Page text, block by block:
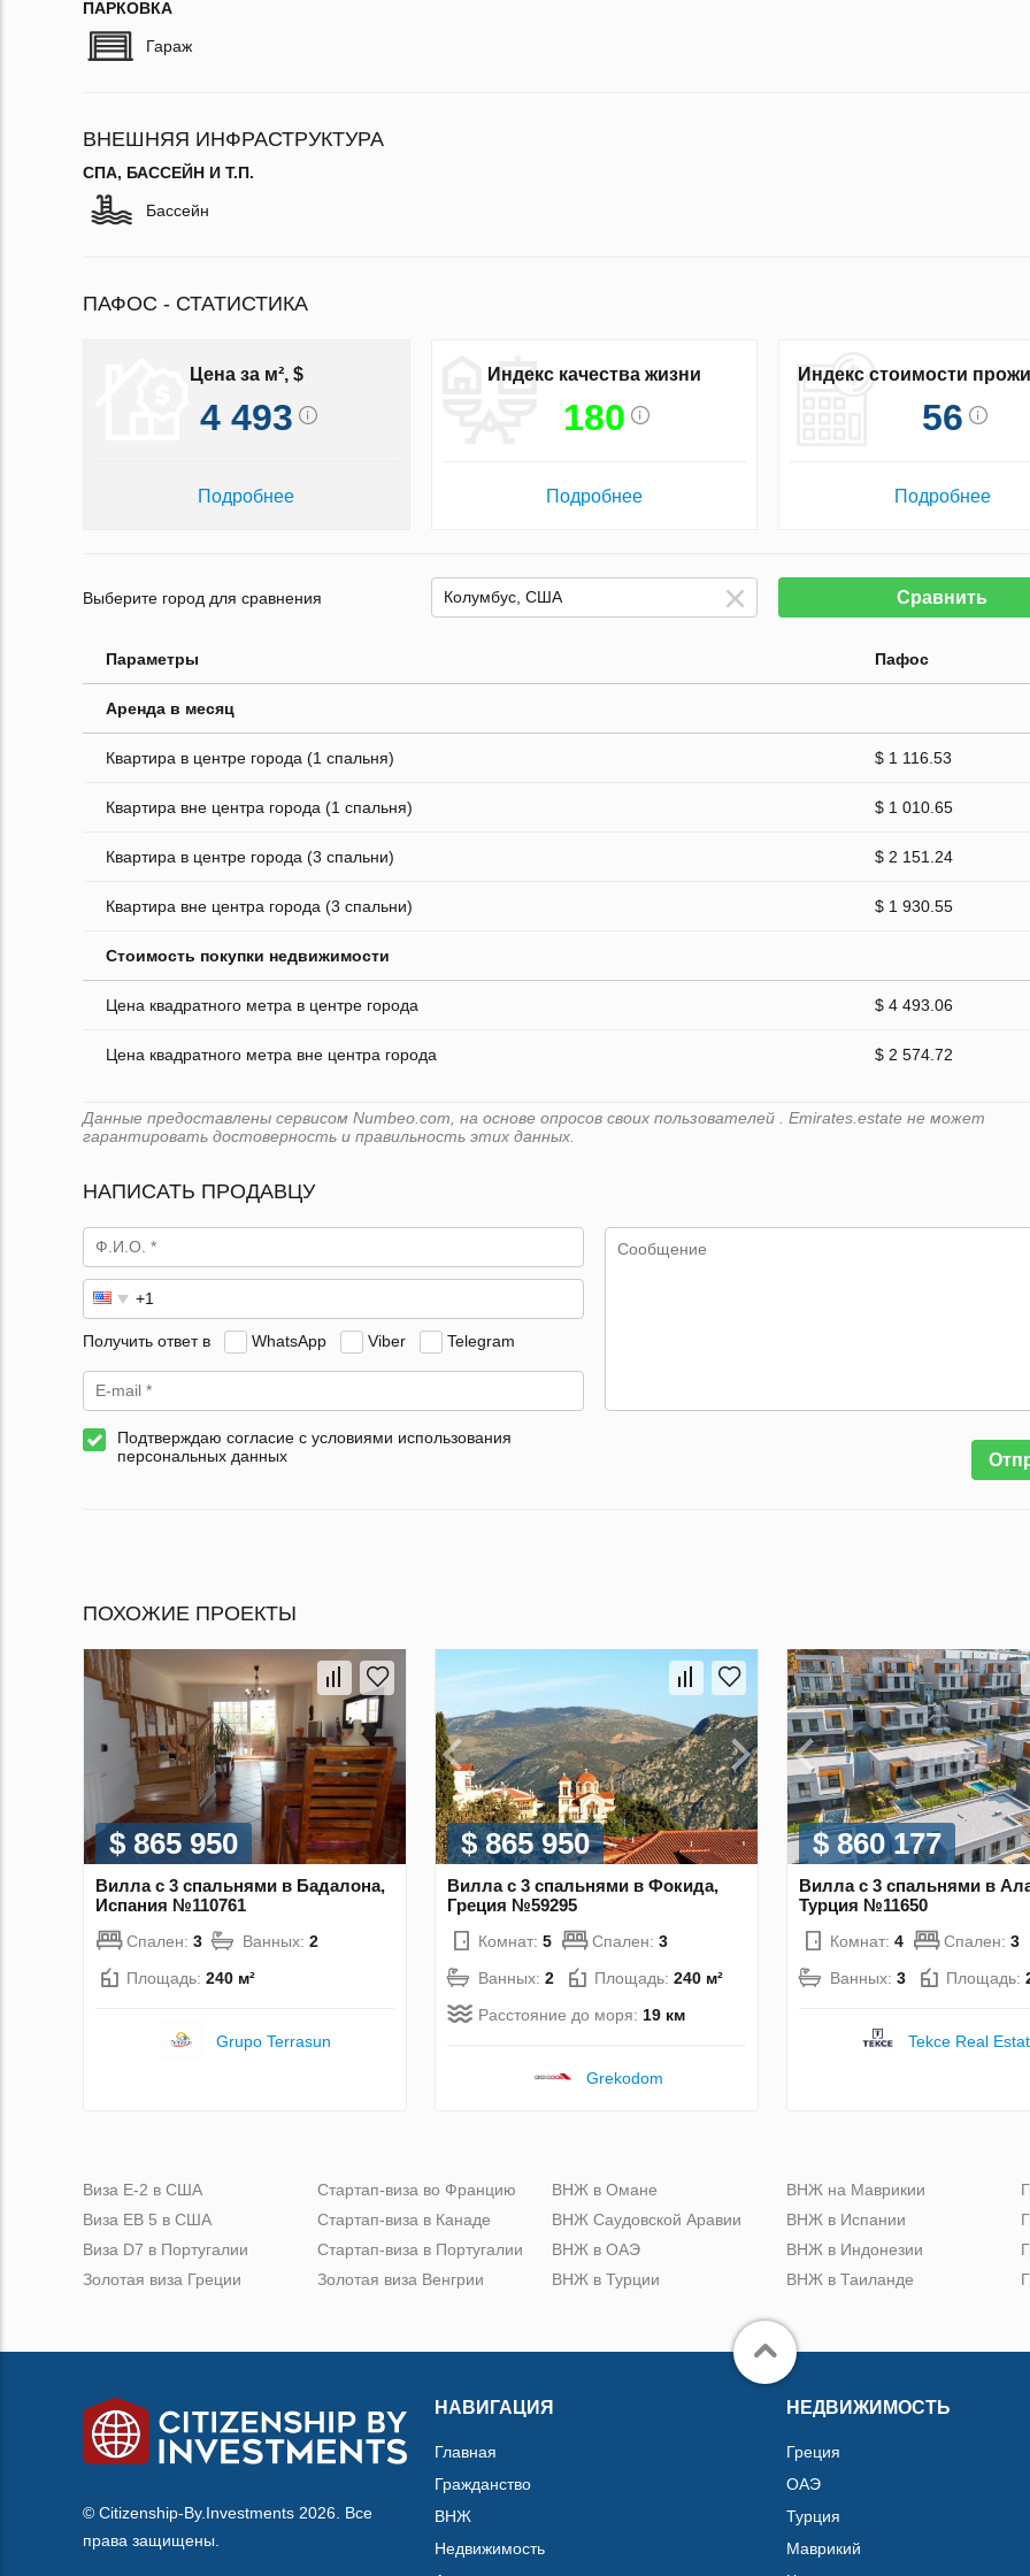
ПАРКОВКА
Гараж
ВНЕШНЯЯ ИНФРАСТРУКТУРА
СПА, БАССЕЙН И Т.П.
Бассейн
ПАФОС - СТАТИСТИКА
Цена за м², $
4 493
Подробнее
Индекс качества жизни
180
Подробнее
Индекс стоимости
56
Подробнее
Выберите город для сравнения Сравнить
Параметры Пафос
Аренда в месяц
Квартира в центре города (1 спальня) $ 1 116.53
Квартира вне центра города (1 спальня) $ 1 010.65
Квартира в центре города (3 спальни) $ 2 151.24
Квартира вне центра города (3 спальни) $ 1 930.55
Стоимость покупки недвижимости
Цена квадратного метра в центре города $ 4 493.06
Цена квадратного метра вне центра города $ 2 574.72
Данные предоставлены сервисом Numbeo.com, на основе опросов своих пользователей . Emirates.estate не может
гарантировать достоверность и правильность этих данных.
НАПИСАТЬ ПРОДАВЦУ
Получить ответ в WhatsApp Viber Telegram
Подтверждаю согласие с условиями использования
персональных данных
ПОХОЖИЕ ПРОЕКТЫ
$ 865 950
Вилла с 3 спальнями в Бадалона,
Испания №110761
Спален: 3 Ванных: 2
Площадь: 240 м²
Grupo Terrasun
$ 865 950
Вилла с 3 спальнями в Фокида,
Греция №59295
Комнат: 5 Спален: 3
Ванных: 2 Площадь: 240 м²
Расстояние до моря: 19 км
Grekodom
$ 860 177
Вилла с 3 спальнями в
Турция №11650
Комнат: 4 Спален: 3
Ванных: 3 Площадь:
Tekce Real
Виза Е-2 в США
Виза ЕВ 5 в США
Виза D7 в Португалии
Золотая виза Греции
Стартап-виза во Францию
Стартап-виза в Канаде
Стартап-виза в Португалии
Золотая виза Венгрии
ВНЖ в Омане
ВНЖ Саудовской Аравии
ВНЖ в ОАЭ
ВНЖ в Турции
ВНЖ на Маврикии
ВНЖ в Испании
ВНЖ в Индонезии
ВНЖ в Таиланде
© Citizenship-By.Investments 2026. Все
права защищены.
НАВИГАЦИЯ
Главная
Гражданство
ВНЖ
Недвижимость
НЕДВИЖИМОСТЬ
Греция
ОАЭ
Турция
Маврикий